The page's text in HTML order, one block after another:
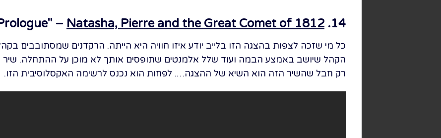
14. Prologue" –
Natasha, Pierre and the Great Comet of 1812
כל מי שזכה לצפות בהצגה הזו בלייב יודע איזו חוויה היא הייתה. הרקדנים שמסתובבים
הקהל שיושב באמצע הבמה ועוד שלל אלמנטים שתופסים אותך לא מוכן על ההתחלה. שיר
רק חבל שהשיר הזה הוא השיא של ההצגה…. לפחות הוא נכנס לרשימה האקסלוסיבית הזו.